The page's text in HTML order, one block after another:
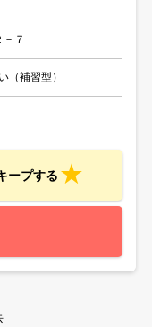
７
（補習型）
ープする